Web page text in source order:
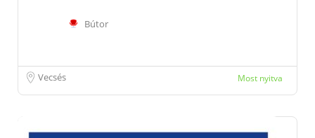
Bútor
Vecsés Most nyitva